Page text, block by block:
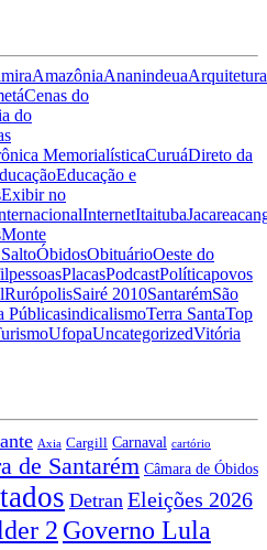
AmazôniaAnanindeuaArquitetura
Cenas do
do
MemorialísticaCuruáDireto da
Educação e
Exibir no
InternetItaituba
Monte
ÓbidosObituárioOeste do
pessoasPlacasPodcastPolíticapovos
RurópolisSairé 2010SantarémSão
PúblicasindicalismoTerra SantaTop
UfopaUncategorizedVitória
Axia Cargill Carnaval cartório
de Santarém Câmara de Óbidos
Detran Eleições 2026
2 Governo Lula